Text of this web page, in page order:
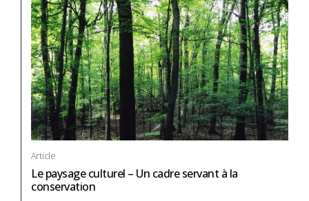
Article
Le paysage culturel – Un cadre servant à la
conservation